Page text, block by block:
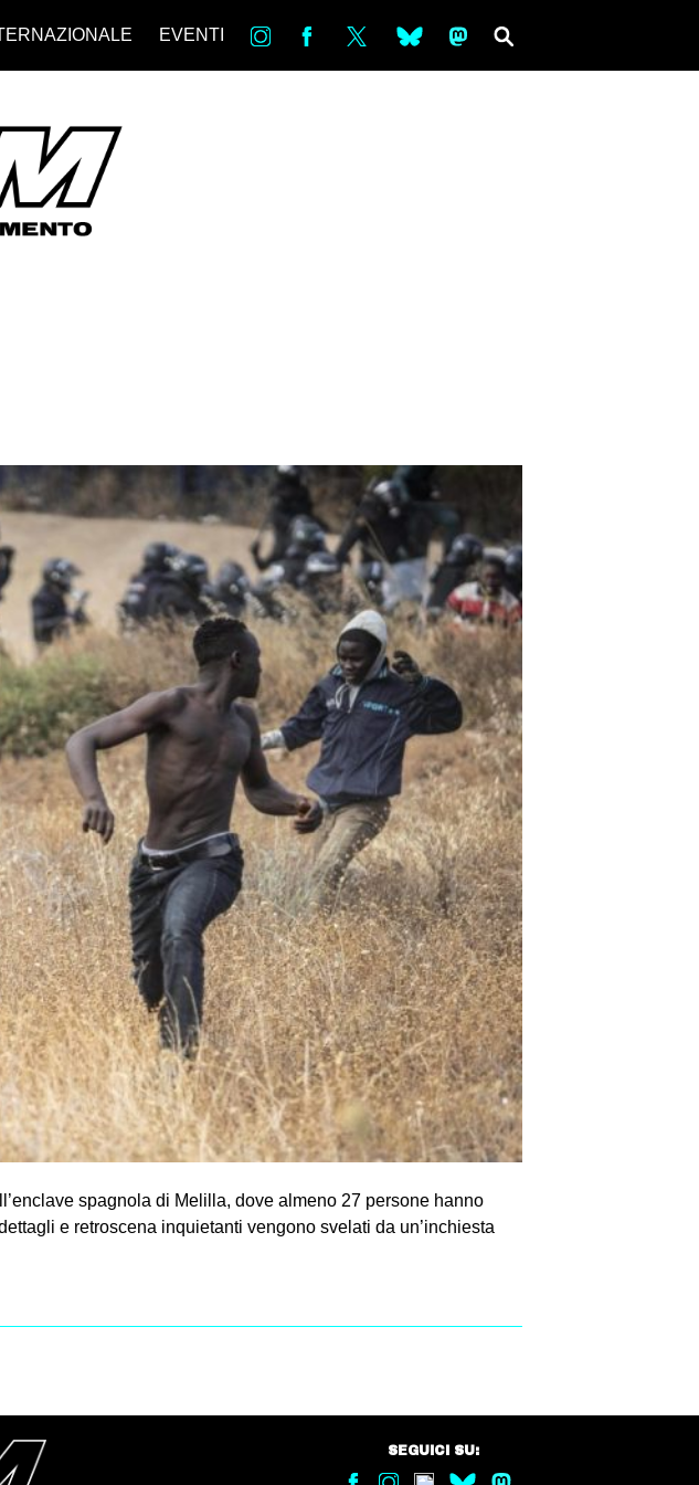
EVENTI in bsky ms
spagnola di Melilla, dove almeno 27 persone hanno
e retroscena inquietanti vengono svelati da un’inchiesta
SEGUICI SU: